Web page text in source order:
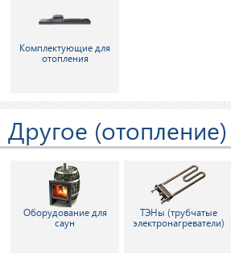
Комплектующие для
отопления
Другое (отопление)
Оборудование для
саун
ТЭНы (трубчатые
электронагреватели)